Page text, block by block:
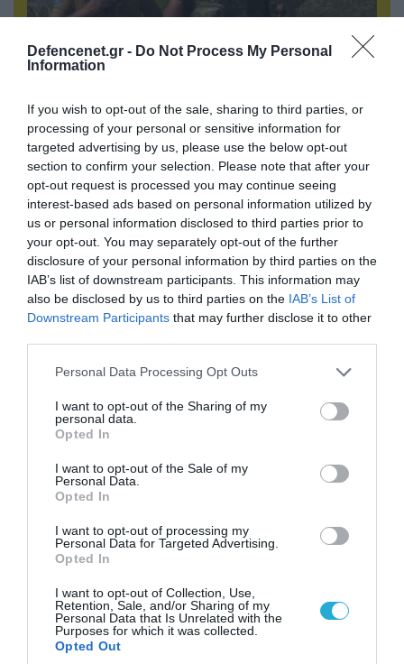
Defencenet.gr - Do Not Process My Personal
Information
If you wish to opt-out of the sale, sharing to third parties, or
processing of your personal or sensitive information for
targeted advertising by us, please use the below opt-out
section to confirm your selection. Please note that after your
opt-out request is processed you may continue seeing
interest-based ads based on personal information utilized by
us or personal information disclosed to third parties prior to
your opt-out. You may separately opt-out of the further
disclosure of your personal information by third parties on the
IAB’s list of downstream participants. This information may
also be disclosed by us to third parties on the IAB’s List of
Downstream Participants that may further disclose it to other
Please note that this website/app uses one or more Google
not limited to your visit or usage behaviour. You may click to
grant or deny consent to Google and its third-party tags to
use your data for below specified purposes in below Google
consent section.
Personal Data Processing Opt Outs
I want to opt-out of the Sharing of my
personal data.
Opted In
I want to opt-out of the Sale of my
Personal Data.
Opted In
I want to opt-out of processing my
Personal Data for Targeted Advertising.
Opted In
I want to opt-out of Collection, Use,
Retention, Sale, and/or Sharing of my
Personal Data that Is Unrelated with the
Purposes for which it was collected.
Opted Out
Αδειάζουν το Κραματόρσκ οι Ουκρανοί:
Έκτακτη εκκένωση στην πόλη μετά την
αιφνιδιαστική προώθηση των Ρώσων (βίντεο)
ΠΟΛΙΤΙΚΗ
06.08.2026 | 14:02
«Επιχείρηση ελεύθερα πεζοδρόμια» στην
Αθήνα: Απομακρύνθηκαν παράνομα
αντικείμενα από κοινόχρηστους χώρους